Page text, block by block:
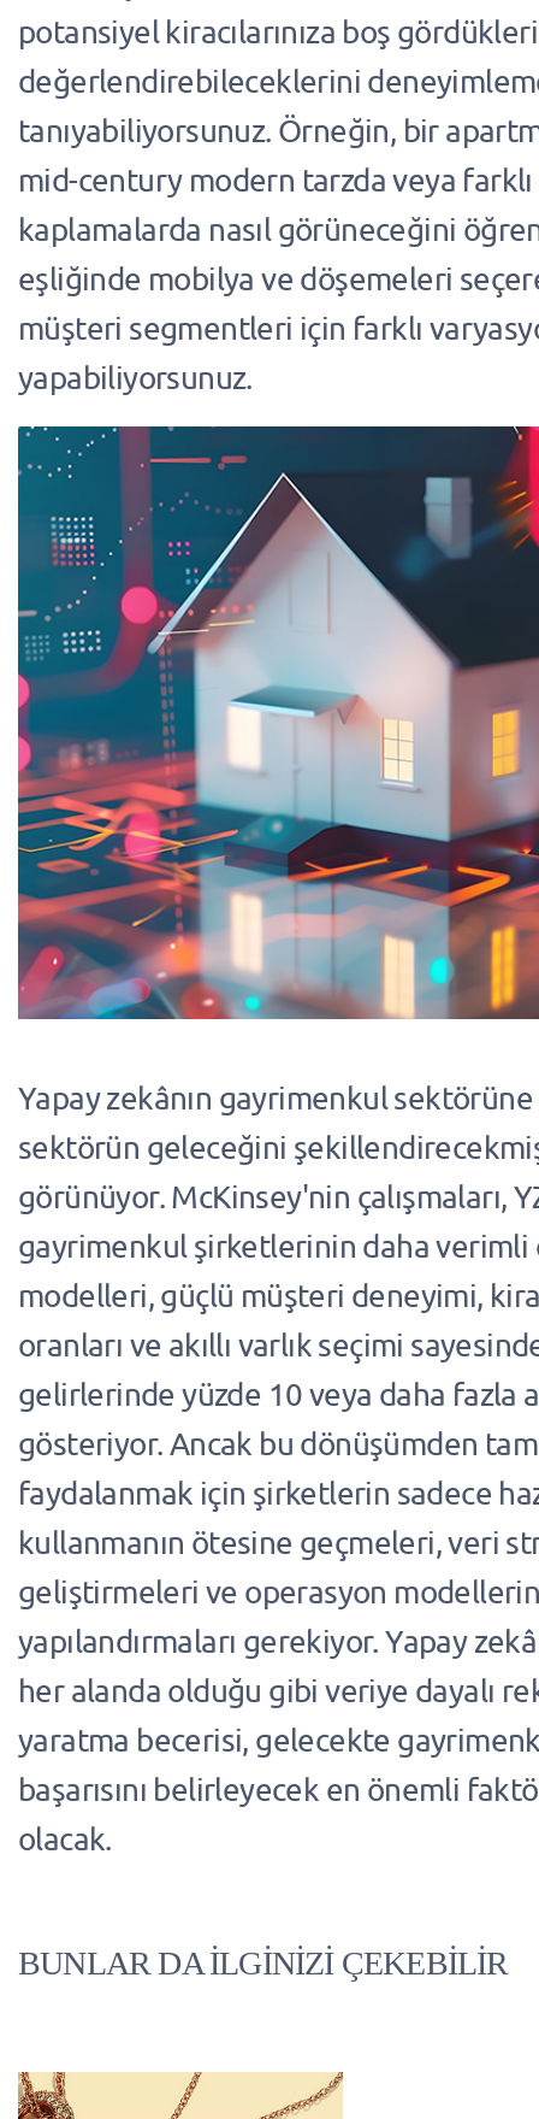
potansiyel kiracılarınıza boş gördükleri
değerlendirebileceklerini
tanıyabiliyorsunuz. Örneğin, bir
mid-century modern tarzda veya farklı
kaplamalarda nasıl görüneceğini
eşliğinde mobilya ve döşemeleri
müşteri segmentleri için farklı
yapabiliyorsunuz.
Yapay zekânın gayrimenkul
sektörün geleceğini
görünüyor. McKinsey'nin çalışmaları,
gayrimenkul şirketlerinin daha verimli
modelleri, güçlü müşteri deneyimi,
oranları ve akıllı varlık seçimi
gelirlerinde yüzde 10 veya daha fazla
gösteriyor. Ancak bu dönüşümden
faydalanmak için şirketlerin sadece
kullanmanın ötesine geçmeleri, veri
geliştirmeleri ve operasyon
yapılandırmaları gerekiyor. Yapay
her alanda olduğu gibi veriye dayalı
yaratma becerisi, gelecekte
başarısını belirleyecek en önemli
olacak.
BUNLAR DA İLGİNİZİ ÇEKEBİLİR